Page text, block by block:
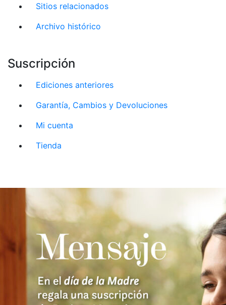
Sitios relacionados
Archivo histórico
Suscripción
Ediciones anteriores
Garantía, Cambios y Devoluciones
Mi cuenta
Tienda